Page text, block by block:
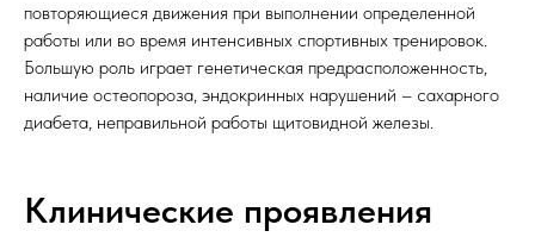
повторяющиеся движения при выполнении определенной
работы или во время интенсивных спортивных тренировок.
Большую роль играет генетическая предрасположенность,
наличие остеопороза, эндокринных нарушений – сахарного
диабета, неправильной работы щитовидной железы.
Клинические проявления